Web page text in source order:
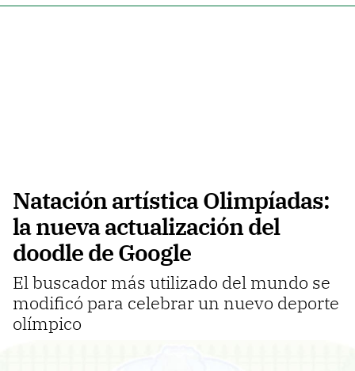
Natación artística Olimpíadas:
la nueva actualización del
doodle de Google
El buscador más utilizado del mundo se
modificó para celebrar un nuevo deporte
olímpico